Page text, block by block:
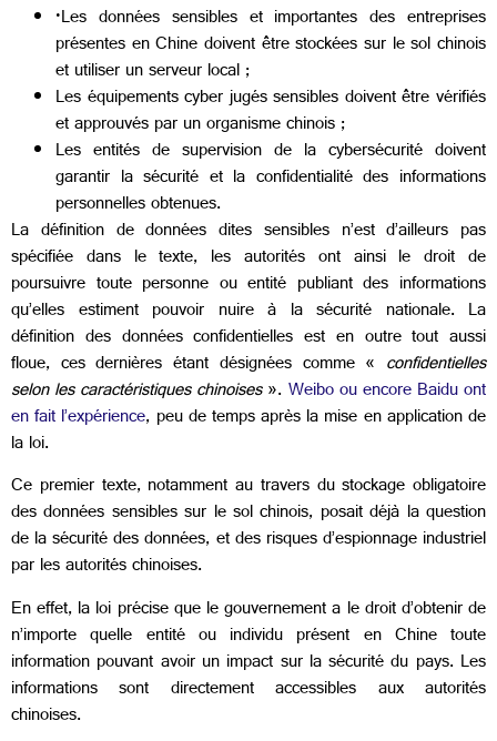
·Les données sensibles et importantes des entreprises
présentes en Chine doivent être stockées sur le sol chinois
et utiliser un serveur local ;
Les équipements cyber jugés sensibles doivent être vérifiés
et approuvés par un organisme chinois ;
Les entités de supervision de la cybersécurité doivent
garantir la sécurité et la confidentialité des informations
personnelles obtenues.
La définition de données dites sensibles n’est d’ailleurs pas
spécifiée dans le texte, les autorités ont ainsi le droit de
poursuivre toute personne ou entité publiant des informations
qu’elles estiment pouvoir nuire à la sécurité nationale. La
définition des données confidentielles est en outre tout aussi
floue, ces dernières étant désignées comme « confidentielles
selon les caractéristiques chinoises».Weibo ou encore Baidu ont
en fait l’expérience, peu de temps après la mise en application de
la loi.
Ce premier texte, notamment au travers du stockage obligatoire
des données sensibles sur le sol chinois, posait déjà la question
de la sécurité des données, et des risques d’espionnage industriel
par les autorités chinoises.
En effet, la loi précise que le gouvernement a le droit d’obtenir de
n’importe quelle entité ou individu présent en Chine toute
information pouvant avoir un impact sur la sécurité du pays. Les
informations sont directement accessibles aux autorités
chinoises.